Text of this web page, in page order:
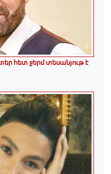
հետ ջերմ տեսանյութ է